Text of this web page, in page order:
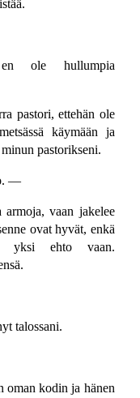
ole hullumpia
pastori, ettehän ole
käymään ja
pastorikseni.
—
vaan jakelee
ovat hyvät, enkä
yksi ehto vaan.
talossani.
oman kodin ja hänen